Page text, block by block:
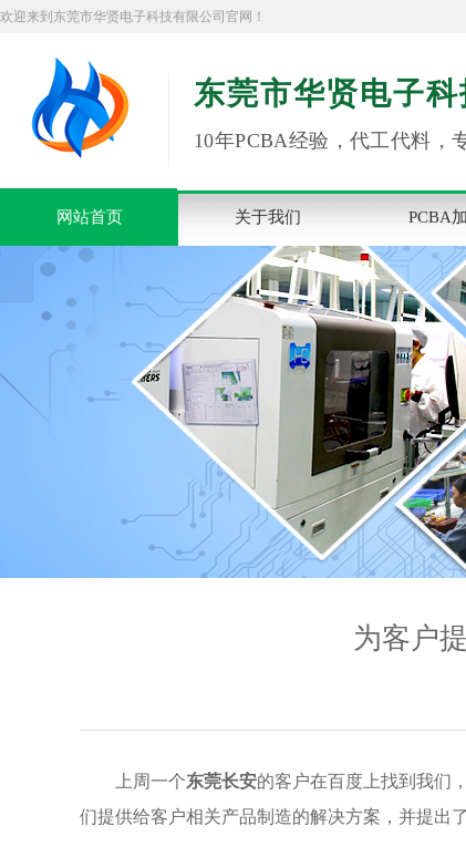
欢迎来到东莞市华贤电子科技有限公司官网！
东莞市华贤电子科
10年PCBA经验，代工代料，
网站首页 关于我们 PCBA
为客户
上周一个东莞长安的客户在百度上找到我们
们提供给客户相关产品制造的解决方案，并提出